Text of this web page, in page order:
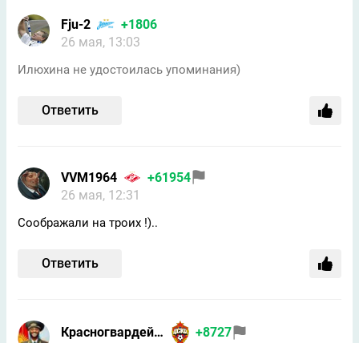
Fju-2
+1806
26 мая, 13:03
Илюхина не удостоилась упоминания)
Ответить
VVM1964
+61954
26 мая, 12:31
Соображали на троих !)..
Ответить
Красногвардейчик
+8727